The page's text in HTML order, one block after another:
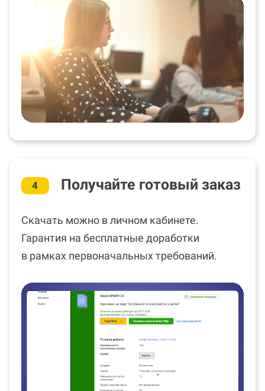
4 Получайте готовый заказ
Скачать можно в личном кабинете.
Гарантия на бесплатные доработки
в рамках первоначальных требований.